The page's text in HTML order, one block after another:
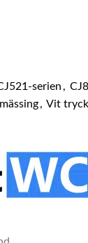
serien ,
, Vit